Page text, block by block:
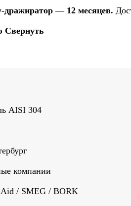
дражиратор — 12 месяцев.
Свернуть
AISI 304
компании
/ SMEG / BORK